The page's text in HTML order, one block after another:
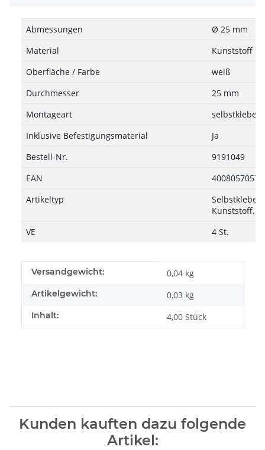
Abmessungen
Ø 25 mm
Material
Kunststoff
Oberfläche / Farbe
weiß
Durchmesser
25 mm
Montageart
Inklusive Befestigungsmaterial
Ja
Bestell-Nr.
9191049
EAN
Artikeltyp
Kunststoff,
VE
4 St.
Produkteigenschaft
Wert
Versandgewicht: 0,04 kg
Artikelgewicht: 0,03 kg
Inhalt: 4,00 Stück
Kunden kauften dazu folgende
Artikel: